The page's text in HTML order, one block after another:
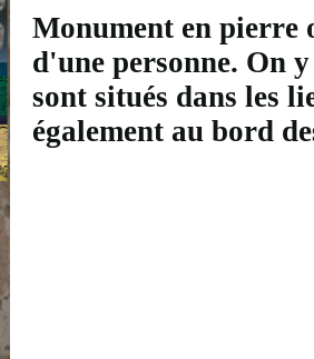
Monument en pierre
d'une personne. On
sont situés dans les
également au bord